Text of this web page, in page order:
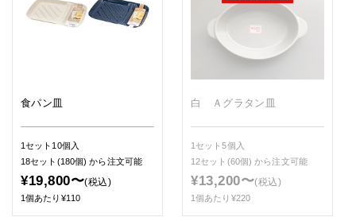
食パン皿
1セット10個入
18セット(180個)から注文可能
¥19,800〜(税込)
1個あたり¥110
白 Ａグラタン皿
1セット5個入
12セット(60個)から注文可能
¥13,200〜(税込)
1個あたり¥220